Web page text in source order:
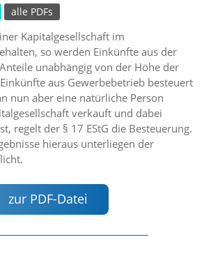
alle PDFs
Kapitalgesellschaft im
so werden Einkünfte aus der
unabhängig von der Höhe der
aus Gewerbebetrieb besteuert
nun aber eine natürliche Person
verkauft und dabei
regelt der § 17 EStG die Besteuerung.
hieraus unterliegen der
zur PDF-Datei